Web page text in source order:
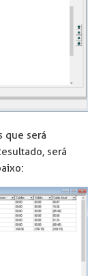
que será
será